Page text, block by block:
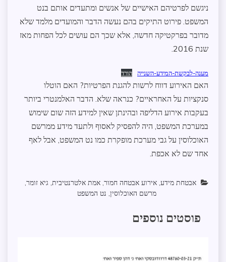
ניגשם לפרטיהם האישיים של אנשים ומתעדים אותם בנט
המשפט. פירוט התיקים בהם נעשה הדבר והמועדים מלמד שלא
מדובר בפרקטיקה חדשה, אלא שכך הם עושים לכל הפחות מאז
שנת 2016.
מענה-לבקשת-המידע-השנייה הורד
האם האירוע דווח לרשות להגנת הפרטיות? האם הוטלו
סנקציות על האחראיים? כנראה שלא. הדבר האלמנטרי ביותר
בעקבות אירוע הדליפה ובהינתן שאין למידע הזה שום שימוש
במערכת המשפט, היה להפסיק לאסוף ולתעד מידע ממרשם
האוכלוסין על גבי מערכת מופקרת כמו נט המשפט, אבל לאף
אחד שם לא אכפת.
אבטחת מידע, אירוע אבטחה חמור, אמת אלטרנטיבית, גיא זומר,
מרשם האוכלוסין, נט המשפט
פוסטים נוספים